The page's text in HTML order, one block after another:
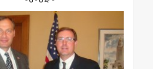
გარემოს შესწავლის მიზნით
ჩამოსვლის სურვილი
მომავალშიც დაეხმარება.